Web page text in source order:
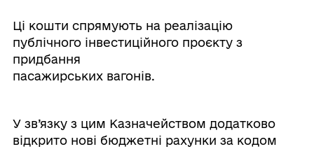
Ці кошти спрямують на реалізацію
публічного інвестиційного проєкту з
придбання
пасажирських вагонів.
У зв’язку з цим Казначейством додатково
відкрито нові бюджетні рахунки за кодом